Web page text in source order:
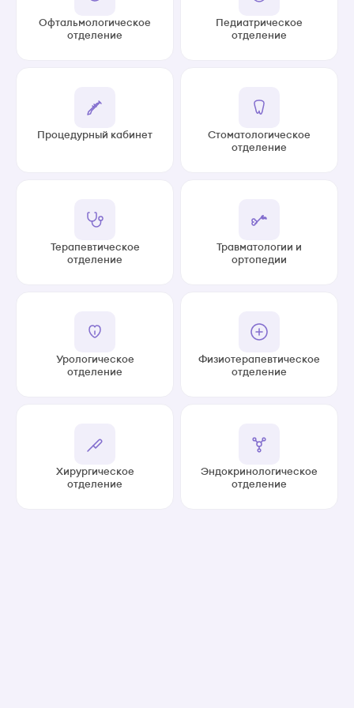
Офтальмологическое
отделение
Педиатрическое
отделение
Процедурный кабинет
Стоматологическое
отделение
Терапевтическое
отделение
Травматологии и
ортопедии
Урологическое
отделение
Физиотерапевтическое
отделение
Хирургическое
отделение
Эндокринологическое
отделение